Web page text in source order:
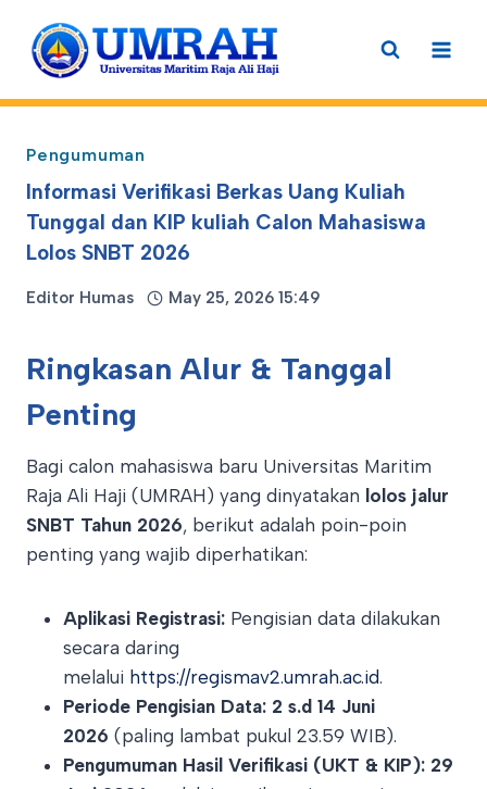
content
Pengumuman
Informasi Verifikasi Berkas Uang Kuliah
Tunggal dan KIP kuliah Calon Mahasiswa
Lolos SNBT 2026
Editor Humas May 25, 2026 15:49
Ringkasan Alur & Tanggal
Penting
Bagi calon mahasiswa baru Universitas Maritim
Raja Ali Haji (UMRAH) yang dinyatakan lolos jalur
SNBT Tahun 2026, berikut adalah poin-poin
penting yang wajib diperhatikan:
Aplikasi Registrasi: Pengisian data dilakukan
secara daring
melalui https://regismav2.umrah.ac.id.
Periode Pengisian Data: 2 s.d 14 Juni
2026 (paling lambat pukul 23.59 WIB).
Pengumuman Hasil Verifikasi (UKT & KIP): 29